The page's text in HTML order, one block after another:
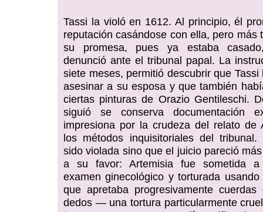
Tassi la violó en 1612. Al principio, él
reputación casándose con ella, pero más
su promesa, pues ya estaba
denunció ante el tribunal papal. La
siete meses, permitió descubrir que
asesinar a su esposa y que también
ciertas pinturas de Orazio Gentileschi.
siguió se conserva documentación
impresiona por la crudeza del relato de
los métodos inquisitoriales del
sido violada sino que el juicio pareció
a su favor: Artemisia fue sometida a
examen ginecológico y torturada
que apretaba progresivamente
dedos — una tortura particularmente